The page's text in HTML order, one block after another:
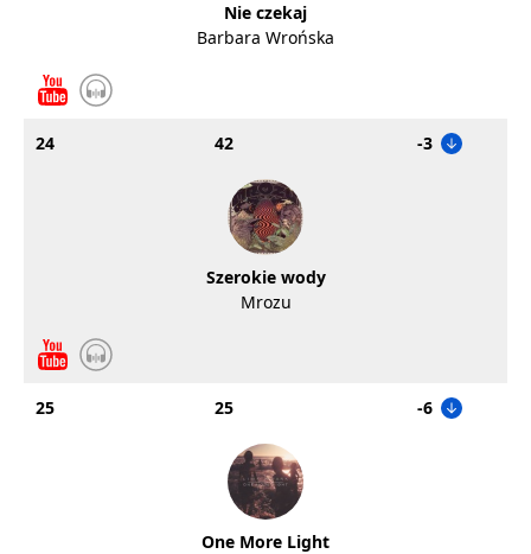
Nie czekaj
Barbara Wrońska
24 42 -3
Szerokie wody
Mrozu
25 25 -6
One More Light